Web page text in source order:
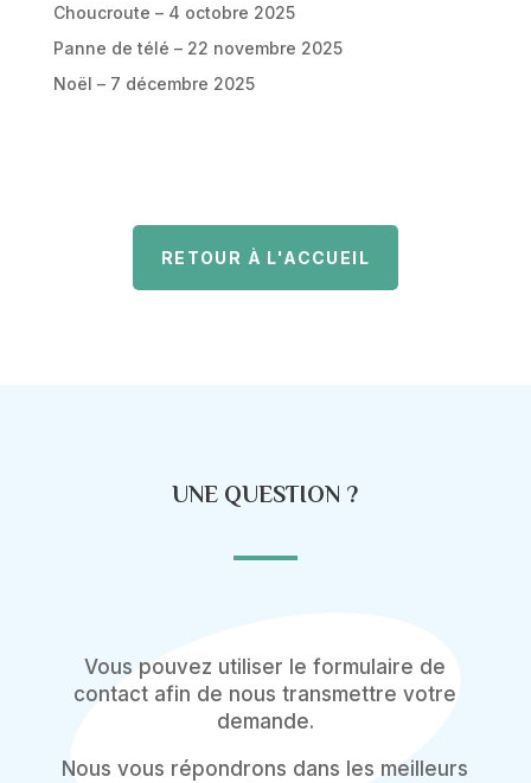
Choucroute – 4 octobre 2025
Panne de télé – 22 novembre 2025
Noël – 7 décembre 2025
RETOUR À L'ACCUEIL
UNE QUESTION ?
Vous pouvez utiliser le formulaire de
contact afin de nous transmettre votre
demande.
Nous vous répondrons dans les meilleurs